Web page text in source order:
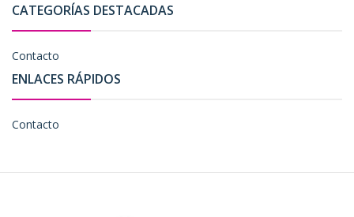
CATEGORÍAS DESTACADAS
Contacto
ENLACES RÁPIDOS
Contacto